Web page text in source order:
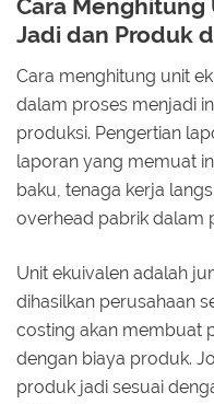
Cara
Jadi dan Produk
Cara menghitung unit
dalam proses menjadi
produksi. Pengertian
laporan yang memuat
baku, tenaga kerja
overhead pabrik dalam
Unit ekuivalen adalah
dihasilkan perusahaan
costing akan membuat
dengan biaya produk.
produk jadi sesuai